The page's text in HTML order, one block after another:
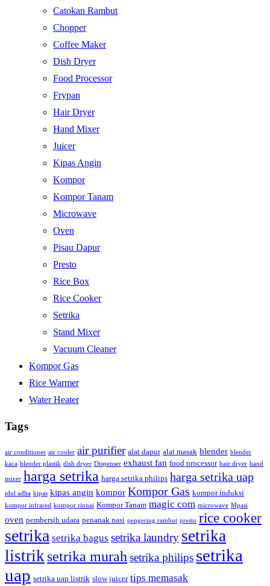
Catokan Rambut
Chopper
Coffee Maker
Dish Dryer
Food Processor
Frypan
Hair Dryer
Hand Mixer
Juicer
Kipas Angin
Kompor
Kompor Tanam
Microwave
Oven
Pisau Dapur
Presto
Rice Box
Rice Cooker
Setrika
Stand Mixer
Vacuum Cleaner
Kompor Gas
Rice Warmer
Water Heater
Tags
air conditioner air cooler air purifier alat dapur alat masak blender blender
kaca blender plastik dish dryer Dispenser exhaust fan food processor hair dryer hand
mixer harga setrika harga setrika philips harga setrika uap
idul adha kipas kipas angin kompor Kompor Gas kompor induksi
kompor infrared kompor rinnai Kompor Tanam magic com microwave Mpasi
oven pembersih udara penanak nasi pengering rambut presto rice cooker
setrika setrika bagus setrika laundry setrika
listriksetrika murah setrika philips setrika
uap setrika uap listrik slow juicer tips memasak